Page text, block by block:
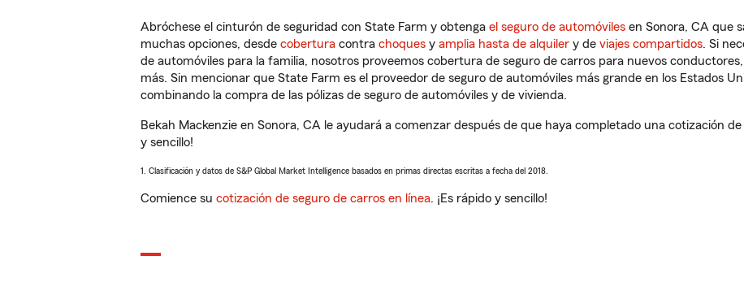
Abróchese el cinturón de seguridad con State Farm y obtenga el seguro de automóviles en Sonora, CA que
muchas opciones, desde cobertura contra choques y amplia hasta de alquiler y de viajes compartidos. Si
de automóviles para la familia, nosotros proveemos cobertura de seguro de carros para nuevos
más. Sin mencionar que State Farm es el proveedor de seguro de automóviles más grande en los Estados
combinando la compra de las pólizas de seguro de automóviles y de vivienda.
Bekah Mackenzie en Sonora, CA le ayudará a comenzar después de que haya completado una cotización de
y sencillo!
1. Clasificación y datos de S&P Global Market Intelligence basados en primas directas escritas a fecha del 2018.
Comience su cotización de seguro de carros en línea. ¡Es rápido y sencillo!